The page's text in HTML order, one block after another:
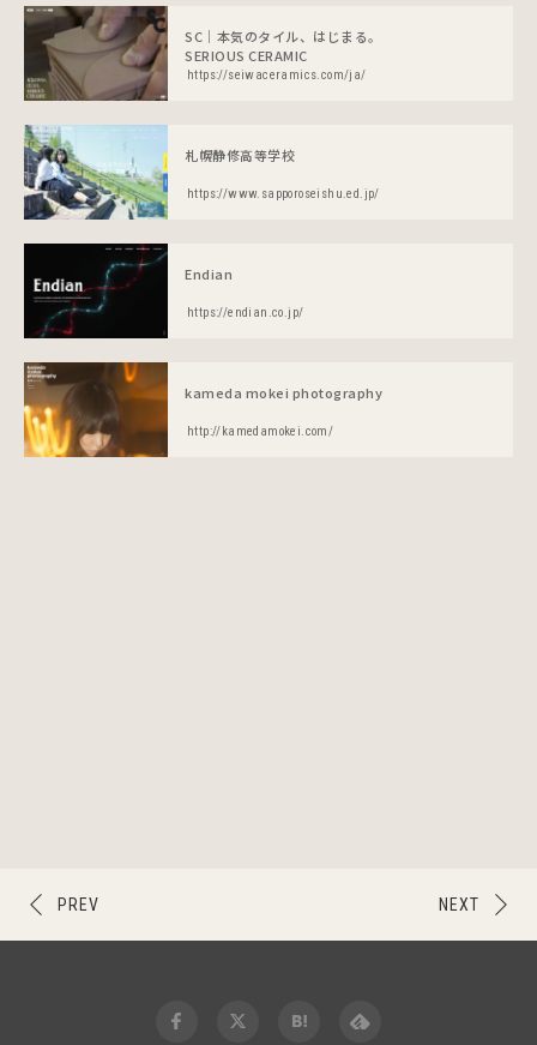
SC｜本気のタイル、はじまる。
SERIOUS CERAMIC
https://seiwaceramics.com/ja/
札幌静修高等学校
https://www.sapporoseishu.ed.jp/
Endian
https://endian.co.jp/
kameda mokei photography
http://kamedamokei.com/
NEXT
PREV